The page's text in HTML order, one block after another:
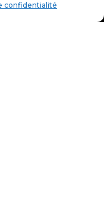
confidentialité